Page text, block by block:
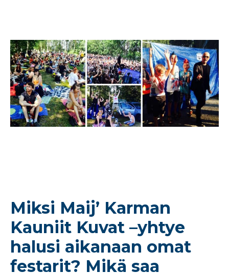
Miksi Maij’ Karman
Kauniit Kuvat –yhtye
halusi aikanaan omat
festarit? Mikä saa